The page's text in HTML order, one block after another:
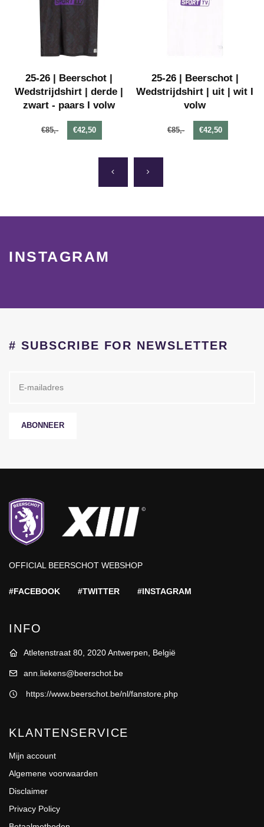
25-26 | Beerschot |
Wedstrijdshirt | derde |
zwart - paars I volw
€85,- €42,50
25-26 | Beerschot |
Wedstrijdshirt | uit | wit I
volw
€85,- €42,50
INSTAGRAM
# SUBSCRIBE FOR NEWSLETTER
ABONNEER
OFFICIAL BEERSCHOT WEBSHOP
#FACEBOOK #TWITTER #INSTAGRAM
INFO
Atletenstraat 80, 2020 Antwerpen, België
ann.liekens@beerschot.be
https://www.beerschot.be/nl/fanstore.php
KLANTENSERVICE
Mijn account
Algemene voorwaarden
Disclaimer
Privacy Policy